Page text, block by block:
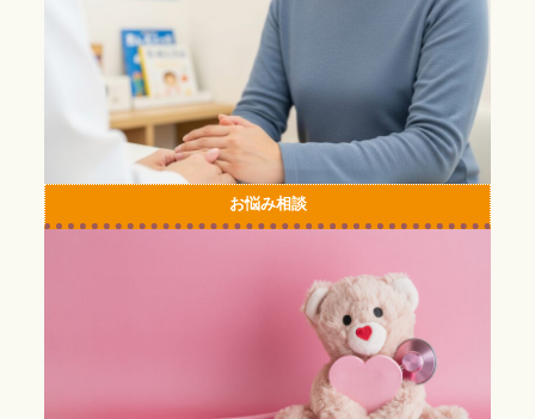
お悩み相談